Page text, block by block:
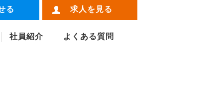
る 求人を見る
社員紹介 よくある質問